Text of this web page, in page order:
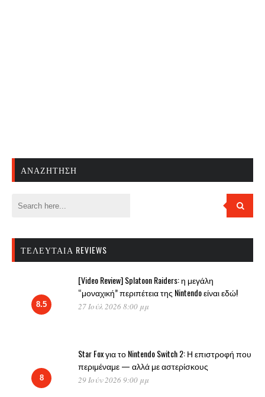
ΑΝΑΖΉΤΗΣΗ
ΤΕΛΕΥΤΑΊΑ REVIEWS
8.5
[Video Review] Splatoon Raiders: η μεγάλη
“μοναχική” περιπέτεια της Nintendo είναι εδώ!
27 Ιούλ 2026 8:00 μμ
8
Star Fox για το Nintendo Switch 2: Η επιστροφή που
περιμέναμε — αλλά με αστερίσκους
29 Ιούν 2026 9:00 μμ